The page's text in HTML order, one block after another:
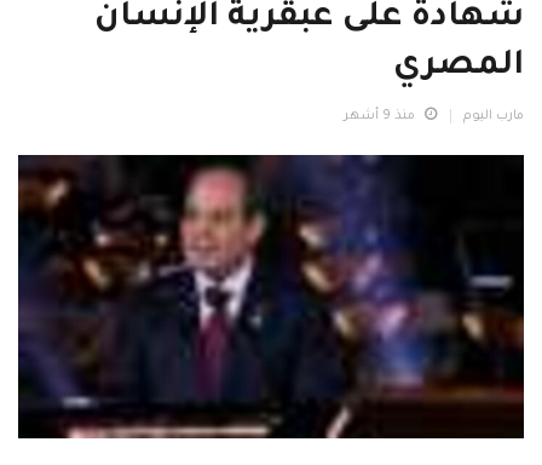
شهادة على عبقرية الإنسان
المصري
مارب اليوم منذ 9 أشهر